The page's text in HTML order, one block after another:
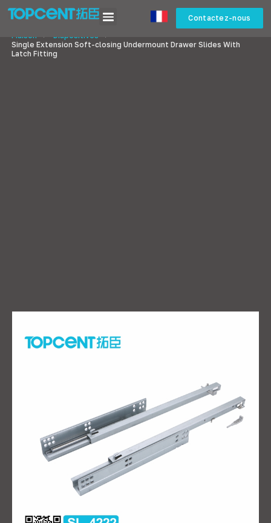
Contactez-nous
Maison
> Diapositives
>
Single Extension Soft-closing Undermount Drawer Slides With
Latch Fitting